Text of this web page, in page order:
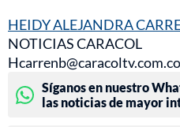
HEIDY ALEJANDRA
NOTICIAS CARACOL
Hcarrenb@caracoltv.com.co
Síganos en nuestro
las noticias de mayor